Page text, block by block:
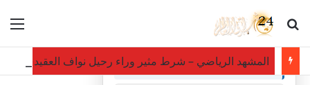
بحث عن
المشهد الرياضي – شرط مثير وراء رحيل نواف العقيدي
توصيات :
باقة متميزة VIP (كود: AA86842):